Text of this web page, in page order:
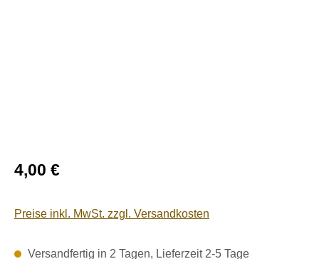
Regulärer Preis:
4,00 €
Preise inkl. MwSt. zzgl. Versandkosten
Versandfertig in 2 Tagen, Lieferzeit 2-5 Tage